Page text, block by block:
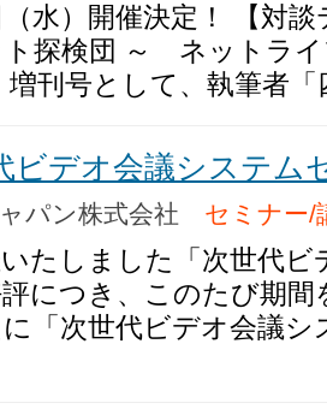
（水）開催決定！ 【対
ト探検団 ～ ネットラ
刊号として、執筆者「
ビデオ会議システ
ャパン株式会社 セミナー/
たしました「次世代
につき、このたび期
「次世代ビデオ会議